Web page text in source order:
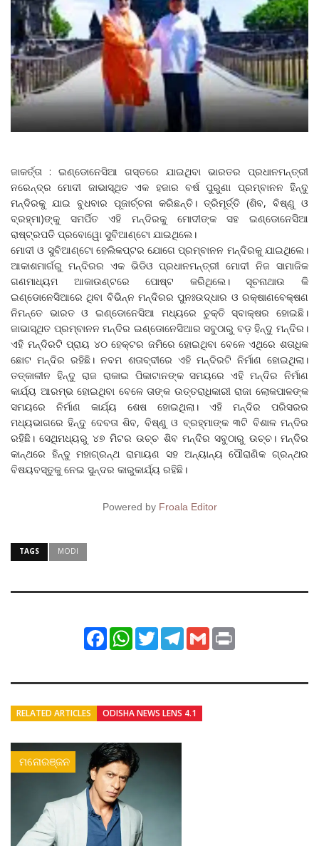
ଜାକର୍ତ୍ତା : ଇଣ୍ଡୋନେସିଆ ଗସ୍ତରେ ଯାଇଥିବା ଭାରତର ପ୍ରଧାନମନ୍ତ୍ରୀ
ନରେନ୍ଦ୍ର ମୋଦୀ ଜାଭାସ୍ଥିତ ଏକ ହଜାର ବର୍ଷ ପୁରୁଣା ପ୍ରମ୍ବାନନ ହିନ୍ଦୁ
ମନ୍ଦିରକୁ ଯାଇ ବୁଧବାର ପୂଜାର୍ଚ୍ଚନା କରିଛନ୍ତି। ତ୍ରିମୂର୍ତ୍ତି (ଶିବ, ବିଷ୍ଣୁ ଓ
ବ୍ରହ୍ମା)ଙ୍କୁ ସମର୍ପିତ ଏହି ମନ୍ଦିରକୁ ମୋଦୀଙ୍କ ସହ ଇଣ୍ଡୋନେସିିଆ
ରାଷ୍ଟ୍ରପତି ପ୍ରବୋୱୋ ସୁବିଆଣ୍ଟୋ ଯାଇଥିଲେ।
ମୋଦୀ ଓ ସୁବିଆଣ୍ଟୋ ହେଲିକପ୍ଟର ଯୋଗେ ପ୍ରମ୍ବାନନ ମନ୍ଦିରକୁ ଯାଇଥିଲେ।
ଆକାଶମାର୍ଗରୁ ମନ୍ଦିରର ଏକ ଭିଡିଓ ପ୍ରଧାନମନ୍ତ୍ରୀ ମୋଦୀ ନିଜ ସାମାଜିକ
ଗଣମାଧ୍ୟମ ଆକାଉଣ୍ଟରେ ପୋଷ୍ଟ କରିଥିଲେ। ସୂଚନାଥାଉ କି
ଇଣ୍ଡୋନେସିଆରେ ଥିବା ବିଭିନ୍ନ ମନ୍ଦିରର ପୁନଃଉଦ୍ଧାର ଓ ରକ୍ଷାଣବେକ୍ଷଣ
ନିମନ୍ତେ ଭାରତ ଓ ଇଣ୍ଡୋନେସିଆ ମଧ୍ୟରେ ଚୁକ୍ତି ସ୍ବାକ୍ଷର ହୋଇଛି।
ଜାଭାସ୍ଥିତ ପ୍ରମ୍ବାନନ ମନ୍ଦିର ଇଣ୍ଡୋନେସିଆର ସବୁଠାରୁ ବଡ଼ ହିନ୍ଦୁ ମନ୍ଦିର।
ଏହି ମନ୍ଦିରଟି ପ୍ରାୟ ୪୦ ହେକ୍ଟର ଜମିରେ ହୋଇଥିବା ବେଳେ ଏଥିରେ ଶତାଧିକ
ଛୋଟ ମନ୍ଦିର ରହିଛି। ନବମ ଶତାବ୍ଦୀରେ ଏହି ମନ୍ଦିରଟି ନିର୍ମାଣ ହୋଇଥିଲା।
ତତ୍‌କାଳୀନ ହିନ୍ଦୁ ରାଜ ରାକାଇ ପିକାଟାନଙ୍କ ସମୟରେ ଏହି ମନ୍ଦିର ନିର୍ମାଣ
କାର୍ଯ୍ୟ ଆରମ୍ଭ ହୋଇଥିବା ବେଳେ ତାଙ୍କ ଉତ୍ତରାଧିକାରୀ ରାଜା ଲୋକପାଳଙ୍କ
ସମୟରେ ନିର୍ମାଣ କାର୍ଯ୍ୟ ଶେଷ ହୋଇଥିଲା। ଏହି ମନ୍ଦିର ପରିସରର
ମଧ୍ୟଭାଗରେ ହିନ୍ଦୁ ଦେବତା ଶିବ, ବିଷ୍ଣୁ ଓ ବ୍ରହ୍ମାଙ୍କ ୩ଟି ବିଶାଳ ମନ୍ଦିର
ରହିଛି। ସେଥିମଧ୍ୟରୁ ୪୭ ମିଟର ଉଚ୍ଚ ଶିବ ମନ୍ଦିର ସବୁଠାରୁ ଉଚ୍ଚ। ମନ୍ଦିର
କାନ୍ଥରେ ହିନ୍ଦୁ ମହାଗ୍ରନ୍ଥ ରାମାୟଣ ସହ ଅନ୍ୟାନ୍ୟ ପୌରାଣିକ ଗ୍ରନ୍ଥର
ବିଷୟବସ୍ତୁକୁ ନେଇ ସୁନ୍ଦର କାରୁକାର୍ଯ୍ୟ ରହିଛି।
Powered by Froala Editor
TAGS MODI
FacebookWhatsApp
TwitterTelegram
Gmail
RELATED ARTICLES ODISHA NEWS LENS 4.1
ମନୋରଞ୍ଜନ